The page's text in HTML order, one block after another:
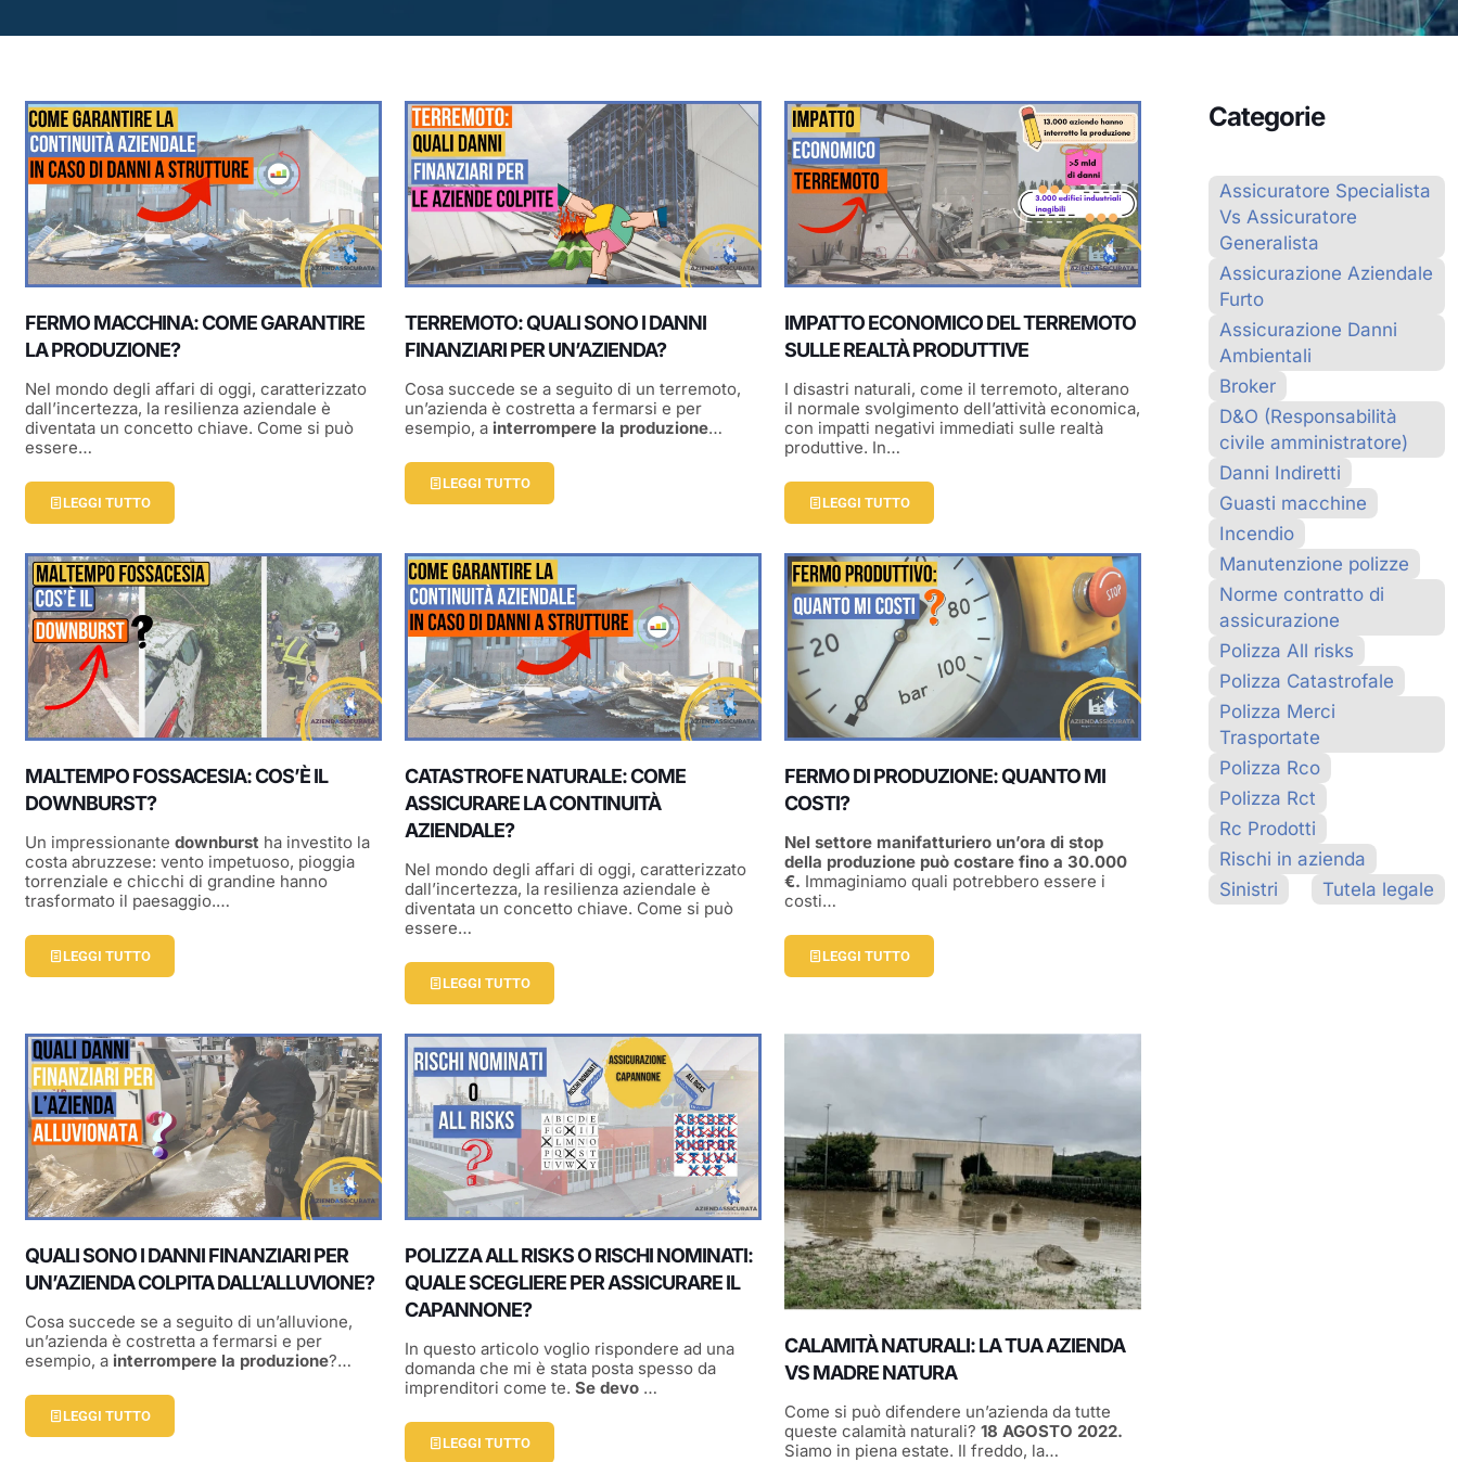
FERMO MACCHINA: COME GARANTIRE
LA PRODUZIONE?
Nel mondo degli affari di oggi, caratterizzato
dall’incertezza, la resilienza aziendale è
diventata un concetto chiave. Come si può
essere…
LEGGI TUTTO
TERREMOTO: QUALI SONO I DANNI
FINANZIARI PER UN’AZIENDA?
Cosa succede se a seguito di un terremoto,
un’azienda è costretta a fermarsi e per
esempio, a interrompere la produzione…
LEGGI TUTTO
IMPATTO ECONOMICO DEL TERREMOTO
SULLE REALTÀ PRODUTTIVE
I disastri naturali, come il terremoto, alterano
il normale svolgimento dell’attività economica,
con impatti negativi immediati sulle realtà
produttive. In…
LEGGI TUTTO
MALTEMPO FOSSACESIA: COS’È IL
DOWNBURST?
Un impressionante downburst ha investito la
costa abruzzese: vento impetuoso, pioggia
torrenziale e chicchi di grandine hanno
trasformato il paesaggio.…
LEGGI TUTTO
CATASTROFE NATURALE: COME
ASSICURARE LA CONTINUITÀ
AZIENDALE?
Nel mondo degli affari di oggi, caratterizzato
dall’incertezza, la resilienza aziendale è
diventata un concetto chiave. Come si può
essere…
LEGGI TUTTO
FERMO DI PRODUZIONE: QUANTO MI
COSTI?
Nel settore manifatturiero un’ora di stop
della produzione può costare fino a 30.000
€. Immaginiamo quali potrebbero essere i
costi…
LEGGI TUTTO
QUALI SONO I DANNI FINANZIARI PER
UN’AZIENDA COLPITA DALL’ALLUVIONE?
Cosa succede se a seguito di un’alluvione,
un’azienda è costretta a fermarsi e per
esempio, a interrompere la produzione?…
LEGGI TUTTO
POLIZZA ALL RISKS O RISCHI NOMINATI:
QUALE SCEGLIERE PER ASSICURARE IL
CAPANNONE?
In questo articolo voglio rispondere ad una
domanda che mi è stata posta spesso da
imprenditori come te. Se devo …
LEGGI TUTTO
CALAMITÀ NATURALI: LA TUA AZIENDA
VS MADRE NATURA
Come si può difendere un’azienda da tutte
queste calamità naturali?18 AGOSTO 2022.
Siamo in piena estate. Il freddo, la…
Categorie
Assicuratore Specialista
Vs Assicuratore
Generalista
Assicurazione Aziendale
Furto
Assicurazione Danni
Ambientali
Broker
D&O (Responsabilità
civile amministratore)
Danni Indiretti
Guasti macchine
Incendio
Manutenzione polizze
Norme contratto di
assicurazione
Polizza All risks
Polizza Catastrofale
Polizza Merci
Trasportate
Polizza Rco
Polizza Rct
Rc Prodotti
Rischi in azienda
Sinistri
Tutela legale